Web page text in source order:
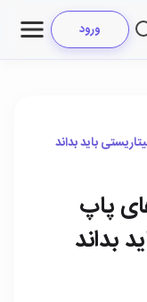
ورود
باید بداند
پاپ
بداند